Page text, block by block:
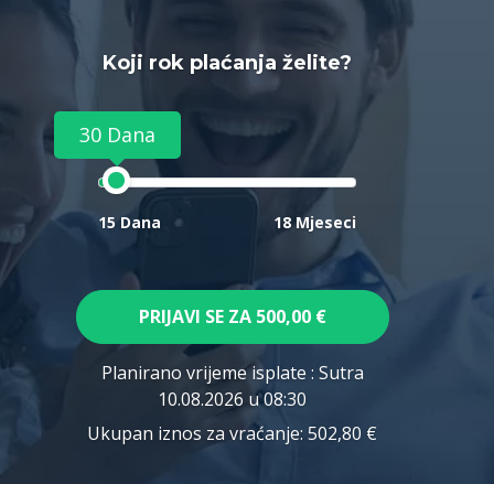
Koji rok plaćanja želite?
30 Dana
15 Dana 18 Mjeseci
PRIJAVI SE ZA 500,00 €
Planirano vrijeme isplate : Sutra
10.08.2026 u 08:30
Ukupan iznos za vraćanje: 502,80 €